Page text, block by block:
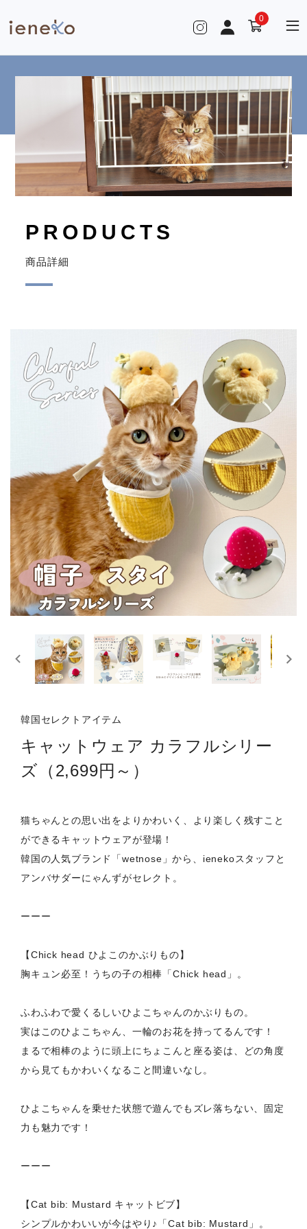
0
PRODUCTS
商品詳細
韓国セレクトアイテム
キャットウェア カラフルシリー
ズ（2,699円～）
猫ちゃんとの思い出をよりかわいく、より楽しく残すこと
ができるキャットウェアが登場！
韓国の人気ブランド「wetnose」から、ienekoスタッフと
アンバサダーにゃんずがセレクト。
ーーー
【Chick head ひよこのかぶりもの】
胸キュン必至！うちの子の相棒「Chick head」。
ふわふわで愛くるしいひよこちゃんのかぶりもの。
実はこのひよこちゃん、一輪のお花を持ってるんです！
まるで相棒のように頭上にちょこんと座る姿は、どの角度
から見てもかわいくなること間違いなし。
ひよこちゃんを乗せた状態で遊んでもズレ落ちない、固定
力も魅力です！
ーーー
【Cat bib: Mustard キャットビブ】
シンプルかわいいが今はやり♪「Cat bib: Mustard」。